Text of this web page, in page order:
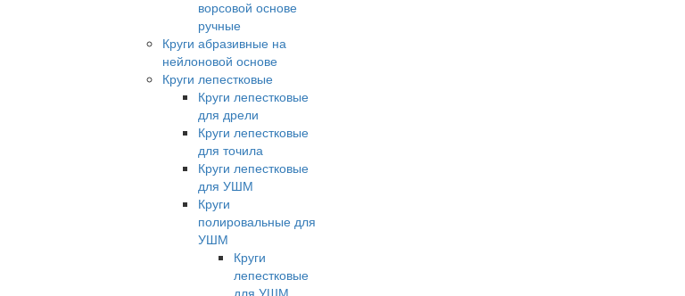
ворсовой основе
ручные
Круги абразивные на
нейлоновой основе
Круги лепестковые
Круги лепестковые
для дрели
Круги лепестковые
для точила
Круги лепестковые
для УШМ
Круги
полировальные для
УШМ
Круги
лепестковые
для УШМ